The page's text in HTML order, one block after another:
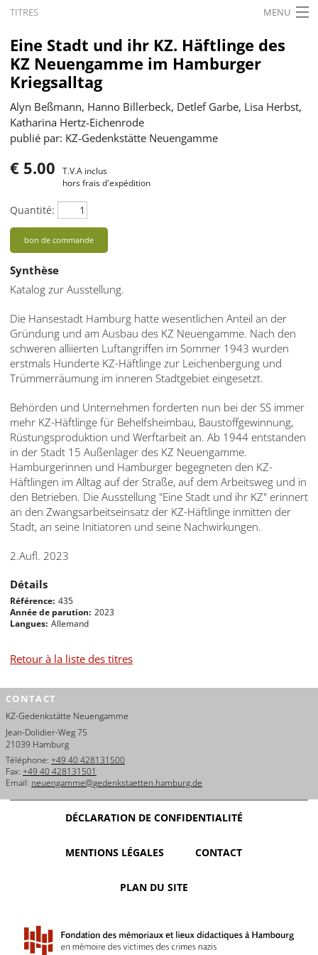
TITRES MENU
ACCUEIL
ACTUALITÉS
EXPOSITIONS
HISTORIQUE
RECHERCHE
SERVICE
Eine Stadt und ihr KZ. Häftlinge des
KZ Neuengamme im Hamburger
Kriegsalltag
Alyn Beßmann, Hanno Billerbeck, Detlef Garbe, Lisa Herbst,
Katharina Hertz-Eichenrode
publié par: KZ-Gedenkstätte Neuengamme
€ 5.00
T.V.A inclus
hors frais d'expédition
Quantité:
bon de commande
Synthèse
Katalog zur Ausstellung.
Die Hansestadt Hamburg hatte wesentlichen Anteil an der
Gründung und am Ausbau des KZ Neuengamme. Nach den
schweren alliierten Luftangriffen im Sommer 1943 wurden
erstmals Hunderte KZ-Häftlinge zur Leichenbergung und
Trümmerräumung im inneren Stadtgebiet eingesetzt.
Behörden und Unternehmen forderten nun bei der SS immer
mehr KZ-Häftlinge für Behelfsheimbau, Baustoffgewinnung,
Rüstungsproduktion und Werftarbeit an. Ab 1944 entstanden
in der Stadt 15 Außenlager des KZ Neuengamme.
Hamburgerinnen und Hamburger begegneten den KZ-
Häftlingen im Alltag auf der Straße, auf dem Arbeitsweg und in
den Betrieben. Die Ausstellung "Eine Stadt und ihr KZ" erinnert
an den Zwangsarbeitseinsatz der KZ-Häftlinge inmitten der
Stadt, an seine Initiatoren und seine Nachwirkungen.
2.Aufl. 2023
Détails
Référence 435
Année de parution 2023
Langues Allemand
Retour à la liste des titres
CONTACT
KZ-Gedenkstätte Neuengamme
Jean-Dolidier-Weg 75
21039 Hamburg
Téléphone: +49 40 428131500
Fax: +49 40 428131501
Email: neuengamme@gedenkstaetten.hamburg.de
DÉCLARATION DE CONFIDENTIALITÉ
MENTIONS LÉGALES CONTACT
PLAN DU SITE